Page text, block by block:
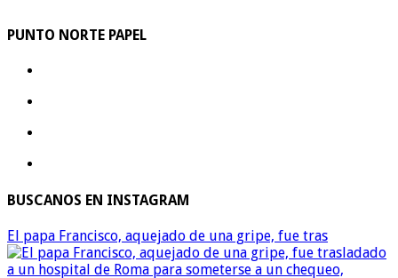
PUNTO NORTE PAPEL
BUSCANOS EN INSTAGRAM
El papa Francisco, aquejado de una gripe, fue tras